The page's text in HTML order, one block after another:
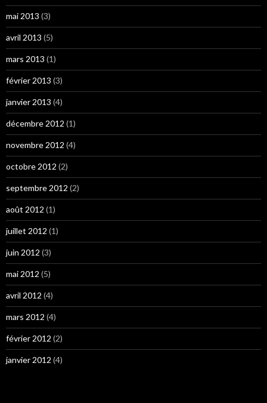
mai 2013 (3)
avril 2013 (5)
mars 2013 (1)
février 2013 (3)
janvier 2013 (4)
décembre 2012 (1)
novembre 2012 (4)
octobre 2012 (2)
septembre 2012 (2)
août 2012 (1)
juillet 2012 (1)
juin 2012 (3)
mai 2012 (5)
avril 2012 (4)
mars 2012 (4)
février 2012 (2)
janvier 2012 (4)